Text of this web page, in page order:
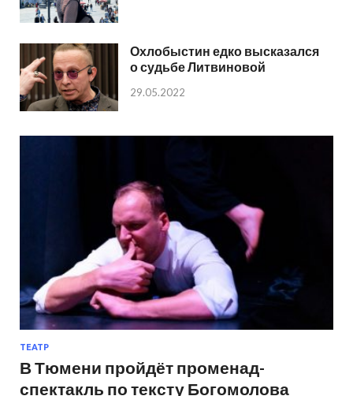
Охлобыстин едко высказался
о судьбе Литвиновой
29.05.2022
ТЕАТР
В Тюмени пройдёт променад-
спектакль по тексту Богомолова